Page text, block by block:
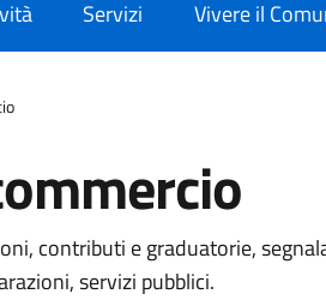
Servizi Vivere il
contributi e graduatorie,
servizi pubblici.